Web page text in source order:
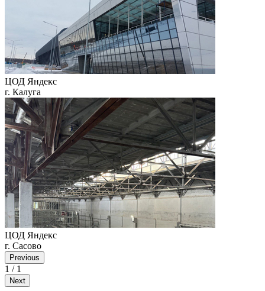
ЦОД Яндекс
г. Калуга
ЦОД Яндекс
г. Сасово
Previous
1 / 1
Next